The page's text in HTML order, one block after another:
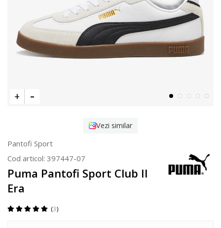
Vezi similar
Pantofi Sport
Cod articol: 397447-07
Puma Pantofi Sport Club II
Era
3